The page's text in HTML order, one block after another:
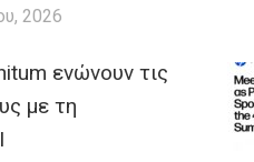
2026
ενώνουν τις
με τη